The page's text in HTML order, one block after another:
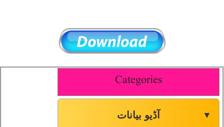
Categories
آڈیو بیانات ▼